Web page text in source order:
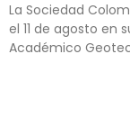
La Sociedad
el 11 de agosto en
Académico